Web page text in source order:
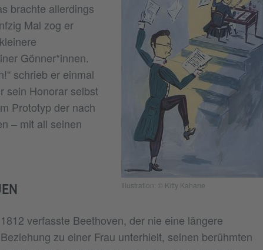
Illustration: © Kitty Kahane
brachte allerdings
Mal zog er
Gönner*innen.
schrieb er einmal
sein Honorar selbst
Prototyp der nach
– mit all seinen
1812 verfasste Beethoven, der nie eine längere
Beziehung zu einer Frau unterhielt, seinen berühmten